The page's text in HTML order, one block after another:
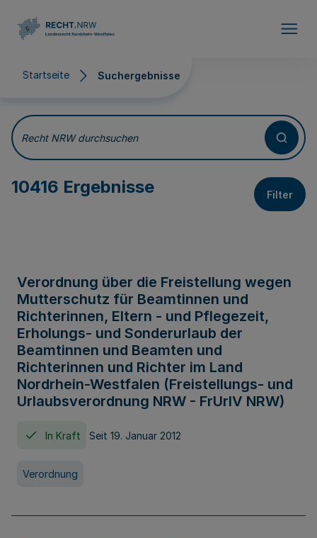
Startseite Suchergebnisse
Suchergebnisse
Recht NRW durchsuchen
10416 Ergebnisse Filter
Verordnung über die Freistellung wegen
Mutterschutz für Beamtinnen und
Richterinnen, Eltern - und Pflegezeit,
Erholungs- und Sonderurlaub der
Beamtinnen und Beamten und
Richterinnen und Richter im Land
Nordrhein-Westfalen (Freistellungs- und
Urlaubsverordnung NRW - FrUrlV NRW)
In Kraft Seit 19. Januar 2012
Verordnung